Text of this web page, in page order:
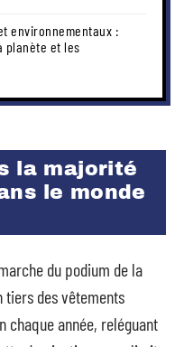
environnementaux :
planète et les
la majorité
le monde
du podium de la
tiers des vêtements
chaque année, reléguant